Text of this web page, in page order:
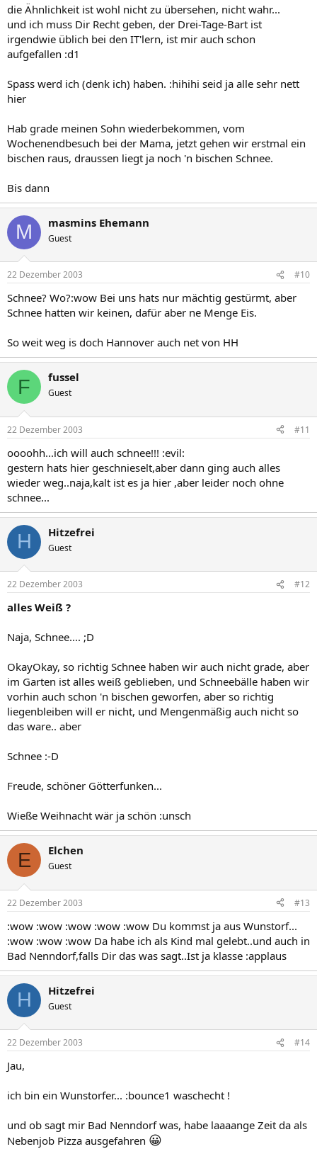
die Ähnlichkeit ist wohl nicht zu übersehen, nicht wahr...
und ich muss Dir Recht geben, der Drei-Tage-Bart ist
irgendwie üblich bei den IT'lern, ist mir auch schon
aufgefallen :d1
Spass werd ich (denk ich) haben. :hihihi seid ja alle sehr nett
hier
Hab grade meinen Sohn wiederbekommen, vom
Wochenendbesuch bei der Mama, jetzt gehen wir erstmal ein
bischen raus, draussen liegt ja noch 'n bischen Schnee.
Bis dann
M masmins Ehemann
Guest
22 Dezember 2003 #10
Schnee? Wo?:wow Bei uns hats nur mächtig gestürmt, aber
Schnee hatten wir keinen, dafür aber ne Menge Eis.
So weit weg is doch Hannover auch net von HH
F fussel
Guest
22 Dezember 2003 #11
oooohh...ich will auch schnee!!! :evil:
gestern hats hier geschnieselt,aber dann ging auch alles
wieder weg..naja,kalt ist es ja hier ,aber leider noch ohne
schnee...
H Hitzefrei
Guest
22 Dezember 2003 #12
alles Weiß ?
Naja, Schnee.... ;D
OkayOkay, so richtig Schnee haben wir auch nicht grade, aber
im Garten ist alles weiß geblieben, und Schneebälle haben wir
vorhin auch schon 'n bischen geworfen, aber so richtig
liegenbleiben will er nicht, und Mengenmäßig auch nicht so
das ware.. aber
Schnee :-D
Freude, schöner Götterfunken...
Wieße Weihnacht wär ja schön :unsch
E Elchen
Guest
22 Dezember 2003 #13
:wow :wow :wow :wow :wow Du kommst ja aus Wunstorf...
:wow :wow :wow Da habe ich als Kind mal gelebt..und auch in
Bad Nenndorf,falls Dir das was sagt..Ist ja klasse :applaus
H Hitzefrei
Guest
22 Dezember 2003 #14
Jau,
ich bin ein Wunstorfer... :bounce1 waschecht !
und ob sagt mir Bad Nenndorf was, habe laaaange Zeit da als
Nebenjob Pizza ausgefahren 😀